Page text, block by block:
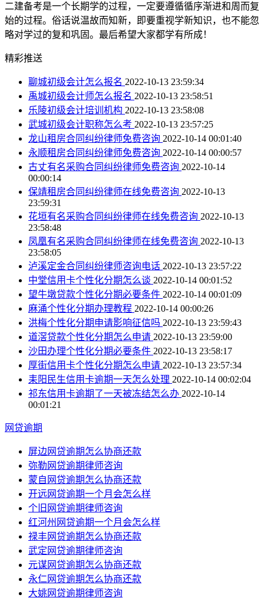
二建备考是一个长期学的过程，一定要遵循循序渐进和周而复
始的过程。俗话说温故而知新，即要重视学新知识，也不能忽
略对学过的复和巩固。最后希望大家都学有所成！
精彩推送
聊城初级会计怎么报名 2022-10-13 23:59:34
禹城初级会计师怎么报名 2022-10-13 23:58:51
乐陵初级会计培训机构 2022-10-13 23:58:08
武城初级会计职称怎么考 2022-10-13 23:57:25
龙山租房合同纠纷律师免费咨询 2022-10-14 00:01:40
永顺租房合同纠纷律师免费咨询 2022-10-14 00:00:57
古丈有名采购合同纠纷律师免费咨询 2022-10-14
00:00:14
保靖租房合同纠纷律师在线免费咨询 2022-10-13
23:59:31
花垣有名采购合同纠纷律师在线免费咨询 2022-10-13
23:58:48
凤凰有名采购合同纠纷律师在线免费咨询 2022-10-13
23:58:05
泸溪定金合同纠纷律师咨询电话 2022-10-13 23:57:22
中堂信用卡个性化分期怎么谈 2022-10-14 00:01:52
望牛墩贷款个性化分期必要条件 2022-10-14 00:01:09
麻涌个性化分期办理教程 2022-10-14 00:00:26
洪梅个性化分期申请影响征信吗 2022-10-13 23:59:43
道滘贷款个性化分期怎么申请 2022-10-13 23:59:00
沙田办理个性化分期必要条件 2022-10-13 23:58:17
厚街信用卡个性化分期怎么申请 2022-10-13 23:57:34
耒阳民生信用卡逾期一天怎么处理 2022-10-14 00:02:04
祁东信用卡逾期了一天被冻结怎么办 2022-10-14
00:01:21
网贷逾期
屏边网贷逾期怎么协商还款
弥勒网贷逾期律师咨询
蒙自网贷逾期怎么协商还款
开远网贷逾期一个月会怎么样
个旧网贷逾期律师咨询
红河州网贷逾期一个月会怎么样
禄丰网贷逾期怎么协商还款
武定网贷逾期律师咨询
元谋网贷逾期怎么协商还款
永仁网贷逾期怎么协商还款
大姚网贷逾期律师咨询